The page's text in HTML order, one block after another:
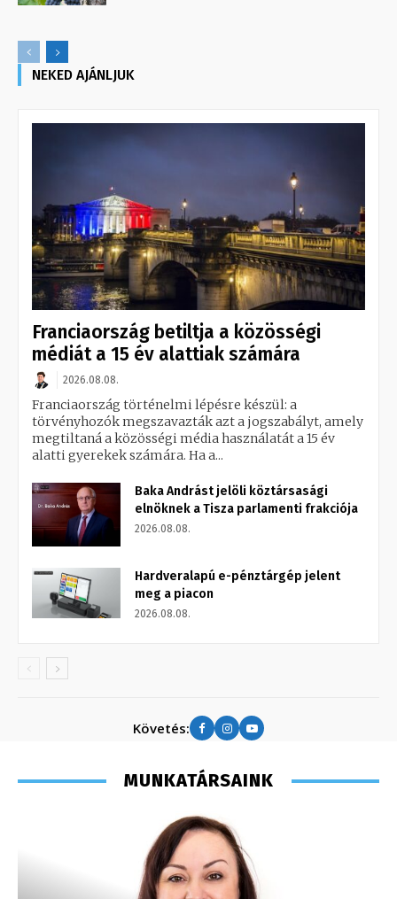
NEKED AJÁNLJUK
Franciaország betiltja a közösségi
médiát a 15 év alattiak számára
2026.08.08.
Franciaország történelmi lépésre készül: a
törvényhozók megszavazták azt a jogszabályt, amely
megtiltaná a közösségi média használatát a 15 év
alatti gyerekek számára. Ha a...
Baka Andrást jelöli köztársasági
elnöknek a Tisza parlamenti frakciója
2026.08.08.
Hardveralapú e-pénztárgép jelent
meg a piacon
2026.08.08.
Követés:
MUNKATÁRSAINK